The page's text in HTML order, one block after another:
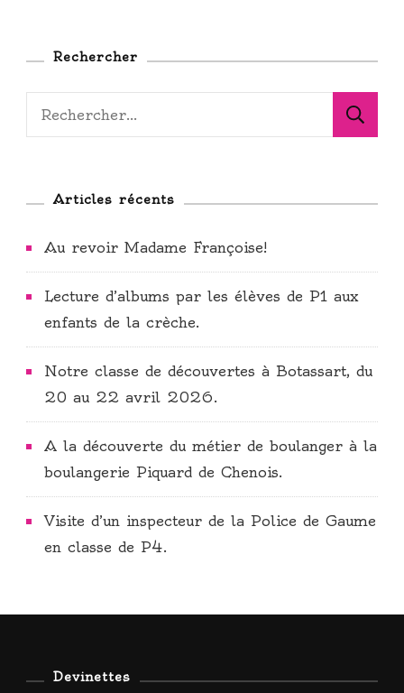
Rechercher
Rechercher :
Articles récents
Au revoir Madame Françoise!
Lecture d’albums par les élèves de P1 aux
enfants de la crèche.
Notre classe de découvertes à Botassart, du
20 au 22 avril 2026.
A la découverte du métier de boulanger à la
boulangerie Piquard de Chenois.
Visite d’un inspecteur de la Police de Gaume
en classe de P4.
Devinettes